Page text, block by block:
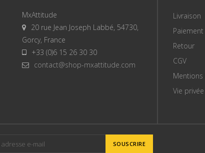
MxAttitude
20 rue Jean Joseph Labbé, 54730,
Gorcy, France
+33 (0)6 15 26 30 30
contact@shop-mxattitude.com
Livraison
Retour
CGV
Mentions
Vie privée
SOUSCRIRE